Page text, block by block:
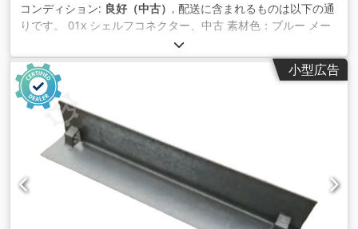
コンディション: 良好（中古） , 配送に含まれるものは以下の通
りです。 01x シェルフコネクター、中古 素材色：ブルー メー
カー：ポリパル 棚板間隔：約545 mmの場合 全長：約610mm
プロファイル寸法：U 50 x 15 mm Cjdpfx Aei Igcaommsrf 重
量：約0.650kg｜個数：1個。 アイテムに関する一般的な情報
です。 このアイテムは、回収のみの提供です。この商品の追加
輸送または発送には追加費用が発生し、配送先または配送範囲
に応じて、弊社に別途依 頼することができます。
小型広告